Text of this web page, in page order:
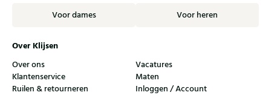
Voor dames Voor heren
Over Klijsen
Over ons
Vacatures
Klantenservice
Maten
Ruilen & retourneren
Inloggen / Account